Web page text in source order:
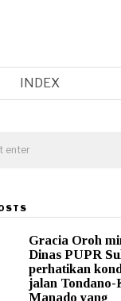
INDEX
Gracia Oroh
Dinas PUPR
perhatikan
jalan Tondano-
Manado yang